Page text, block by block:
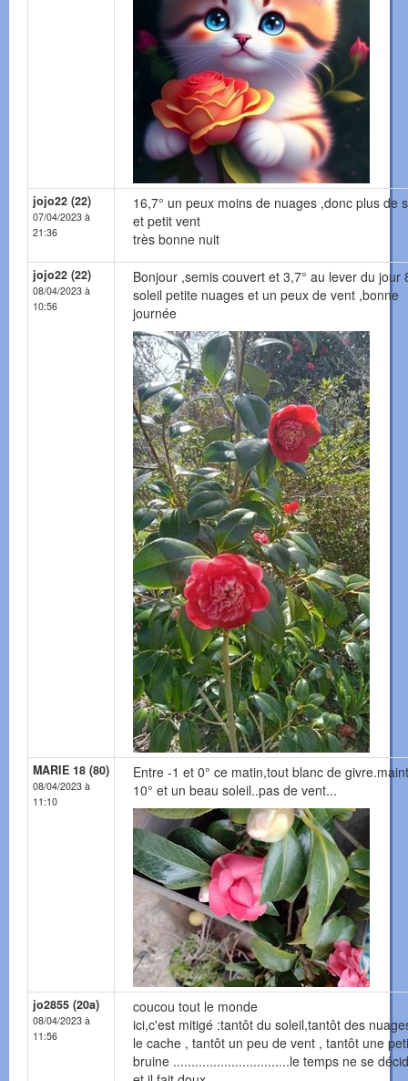
jojo22 (22)
07/04/2023 à
21:36
16,7° un peux moins de nuages ,donc plus de
et petit vent
très bonne nuit
jojo22 (22)
08/04/2023 à
10:56
Bonjour ,semis couvert et 3,7° au lever du jour
soleil petite nuages et un peux de vent ,bonne
journée
MARIE 18 (80)
08/04/2023 à
11:10
Entre -1 et 0° ce matin,tout blanc de
10° et un beau soleil..pas de vent...
jo2855 (20a)
08/04/2023 à
11:56
coucou tout le monde
ici,c'est mitigé :tantôt du soleil,tantôt des
le cache , tantôt un peu de vent , tantôt une
bruine ................................le temps ne se